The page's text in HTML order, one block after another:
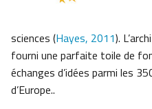
sciences (Hayes, 2011).
fourni une parfaite toile de
échanges d’idées parmi les
d’Europe..